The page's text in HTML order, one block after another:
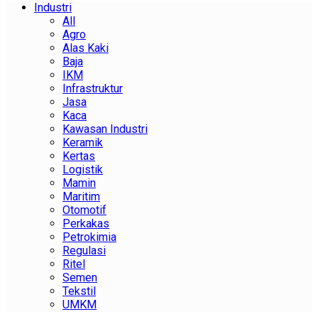
Industri
All
Agro
Alas Kaki
Baja
IKM
Infrastruktur
Jasa
Kaca
Kawasan Industri
Keramik
Kertas
Logistik
Mamin
Maritim
Otomotif
Perkakas
Petrokimia
Regulasi
Ritel
Semen
Tekstil
UMKM